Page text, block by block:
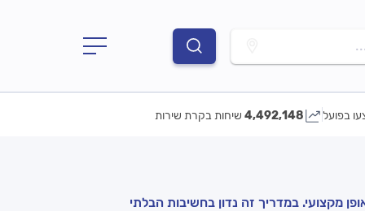
בפועל 4,492,148 שיחות בקרת שירות
מקצועי. במדריך זה נדון בחשיבות הבלתי